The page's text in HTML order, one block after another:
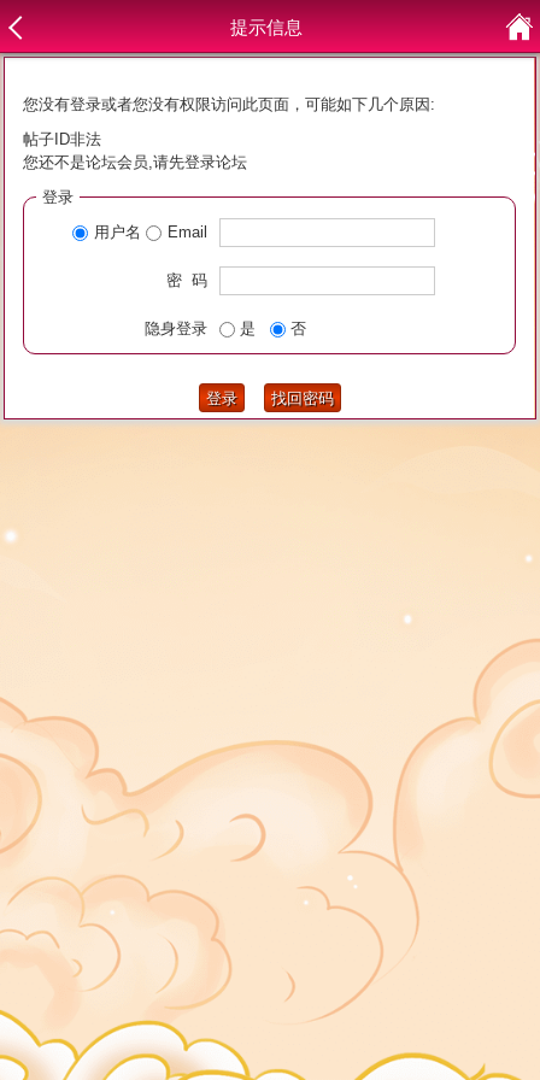
提示信息
您没有登录或者您没有权限访问此页面，可能如下几个原因:
帖子ID非法
您还不是论坛会员,请先登录论坛
登录
用户名
Email
密 码
隐身登录 是 否